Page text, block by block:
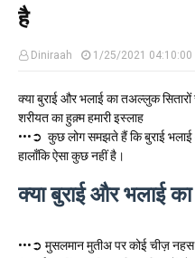
है
Diniraah 1/25/2021 04:10:00
क्या बुराई और भलाई का तअल्लुक सितारों
शरीयत का हुक़्म हमारी इस्लाह
•••➲ कुछ लोग समझते हैं कि बुराई
हालाँकि ऐसा कुछ नहीं है।
क्या बुराई और भलाई
•••➲ मुसलमान मुतीअ पर कोई चीज़